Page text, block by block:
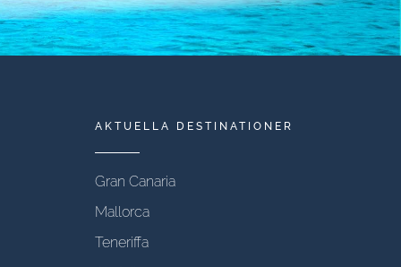
AKTUELLA DESTINATIONER
Gran Canaria
Mallorca
Teneriffa